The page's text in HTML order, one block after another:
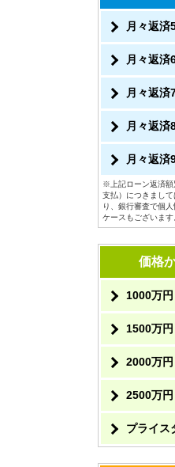
月々返済
月々返済
月々返済
月々返済
月々返済
※上記ローン返済額
支払）につきまし
り、銀行審査で個
ケースもございます
価格
1000万
1500万
2000万
2500万
プライス